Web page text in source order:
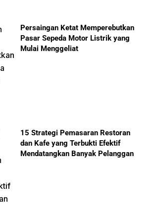
Persaingan Ketat Memperebutkan
Pasar Sepeda Motor Listrik yang
Mulai Menggeliat
15 Strategi Pemasaran Restoran
dan Kafe yang Terbukti Efektif
Mendatangkan Banyak Pelanggan